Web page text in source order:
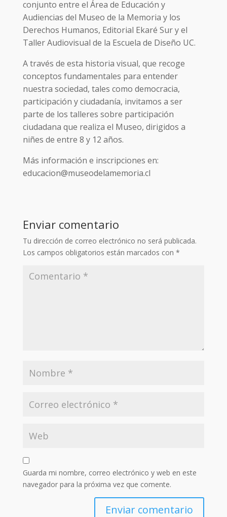
conjunto entre el Área de Educación y
Audiencias del Museo de la Memoria y los
Derechos Humanos, Editorial Ekaré Sur y el
Taller Audiovisual de la Escuela de Diseño UC.
A través de esta historia visual, que recoge
conceptos fundamentales para entender
nuestra sociedad, tales como democracia,
participación y ciudadanía, invitamos a ser
parte de los talleres sobre participación
ciudadana que realiza el Museo, dirigidos a
niñes de entre 8 y 12 años.
Más información e inscripciones en:
educacion@museodelamemoria.cl
Enviar comentario
Tu dirección de correo electrónico no será publicada.
Los campos obligatorios están marcados con *
Guarda mi nombre, correo electrónico y web en este
navegador para la próxima vez que comente.
Enviar comentario